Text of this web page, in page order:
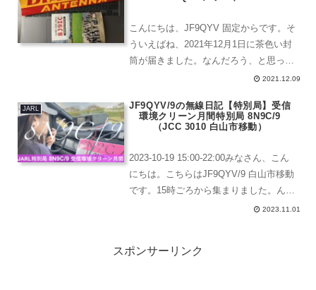
こんにちは、JF9QYV 固定からです。そ
ういえばね、2021年12月1日に茶色い封
筒が届きました。なんだろう、と思って
開けてみると、こんなの入ってた。富山
ードを完成させましたので本賞を贈りま
す」って...
2021.12.09
JARL
JF9QYV/9の無線日記【特別局】受信
環境クリーン月間特別局 8N9C/9
（JCC 3010 白山市移動）
2023-10-19 15:00-22:00みなさん、こん
にちは。こちらはJF9QYV/9 白山市移動
です。15時ごろから集まりました。ん
で、夜まで頑張るつもり。このまま天気
2023.11.01
スポンサーリンク